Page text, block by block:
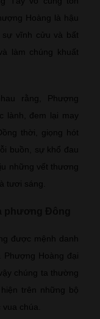
Hoàng là hậu
vĩnh cửu và bất
làm chúng khuất
rằng, Phượng
lành, đem lại may
thời, giọng hót
buồn, sự khổ đau
những vết thương
tươi sáng.
được mệnh danh
Phượng Hoàng đại
chúng ta thường
trên những bộ
chúa.